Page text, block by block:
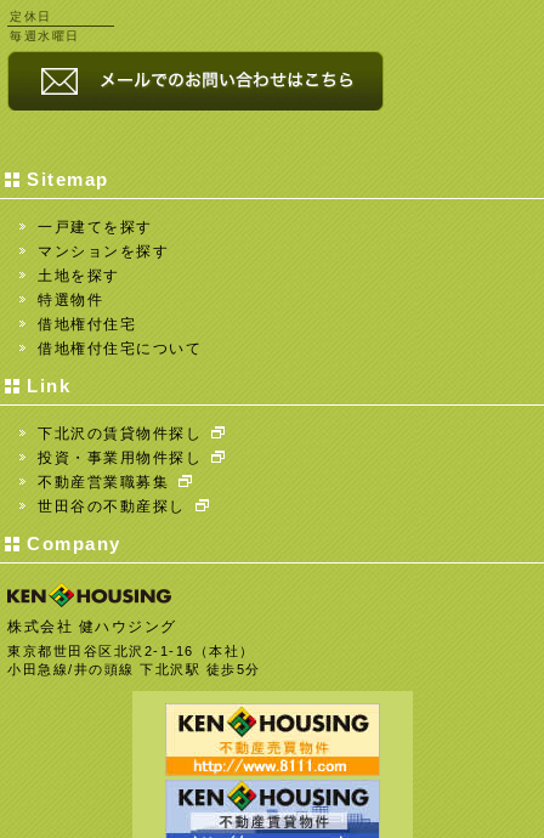
定休日
毎週水曜日
Sitemap
一戸建てを探す
マンションを探す
土地を探す
特選物件
借地権付住宅
借地権付住宅について
Link
下北沢の賃貸物件探し
投資・事業用物件探し
不動産営業職募集
世田谷の不動産探し
Company
株式会社 健ハウジング
東京都世田谷区北沢2-1-16（本社）
小田急線/井の頭線 下北沢駅 徒歩5分